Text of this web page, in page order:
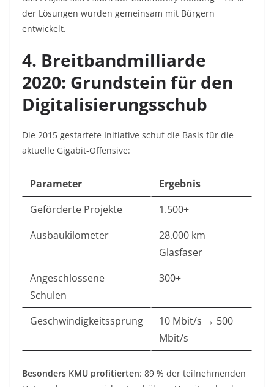
der Lösungen wurden gemeinsam mit Bürgern
entwickelt.
4. Breitbandmilliarde
2020: Grundstein für den
Digitalisierungsschub
Die 2015 gestartete Initiative schuf die Basis für die
aktuelle Gigabit-Offensive:
Parameter
Ergebnis
Geförderte Projekte
1.500+
Ausbaukilometer
28.000 km
Glasfaser
Angeschlossene
Schulen
300+
Geschwindigkeitssprung
10 Mbit/s → 500
Mbit/s
Besonders KMU profitierten: 89 % der teilnehmenden